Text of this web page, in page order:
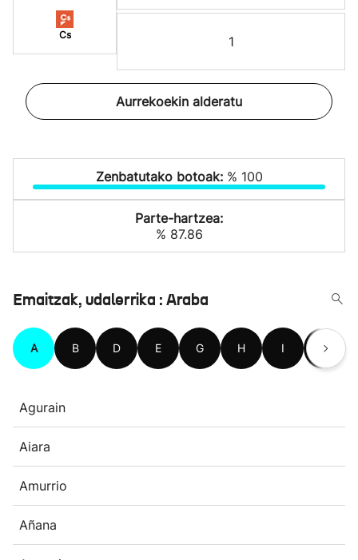
Cs 1
Aurrekoekin alderatu
Zenbatutako botoak: % 100
Parte-hartzea:
% 87.86
Emaitzak, udalerrika : Araba
A B D E G H I K
Agurain
Aiara
Amurrio
Añana